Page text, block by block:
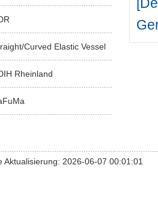
Curved Elastic Vessel
Rheinland
Aktualisierung: 2026-06-07 00:01:01